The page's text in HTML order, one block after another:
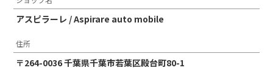
アスピラーレ / Aspirare auto mobile
住所
〒264-0036 千葉県千葉市若葉区殿台町80-1